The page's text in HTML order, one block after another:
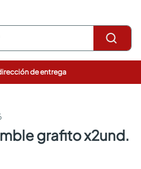
de entrega